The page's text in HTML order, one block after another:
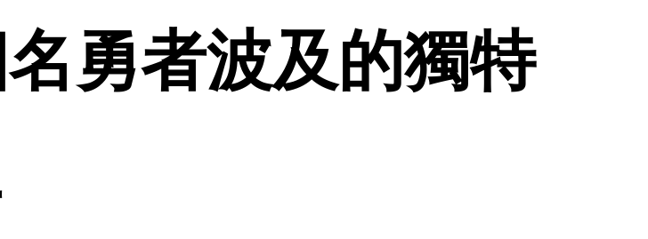
勇者波及的獨特